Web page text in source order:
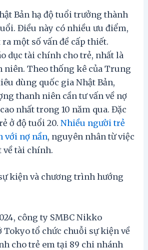
Bản hạ độ tuổi trưởng thành
Điều này có nhiều ưu điểm,
một số vấn đề cấp thiết.
dục tài chính cho trẻ, nhất là
niên. Theo thống kê của Trung
dùng quốc gia Nhật Bản,
thanh niên cần tư vấn về nợ
nhất trong 10 năm qua. Đặc
ở độ tuổi 20.Nhiều người trẻ
với nợ nần, nguyên nhân từ việc
tài chính.
kiện và chương trình hướng
công ty SMBC Nikko
Tokyo tổ chức chuỗi sự kiện về
cho trẻ em tại 89 chi nhánh